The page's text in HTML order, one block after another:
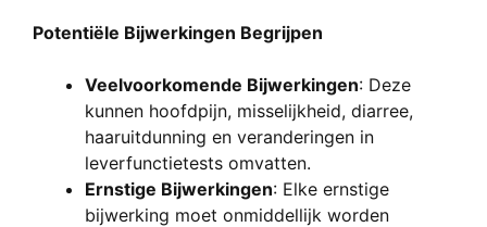
Potentiële Bijwerkingen Begrijpen
Veelvoorkomende Bijwerkingen: Deze
kunnen hoofdpijn, misselijkheid, diarree,
haaruitdunning en veranderingen in
leverfunctietests omvatten.
Ernstige Bijwerkingen: Elke ernstige
bijwerking moet onmiddellijk worden